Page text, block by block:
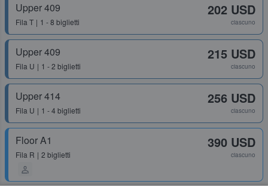
Upper 409
Fila T 1 - 8 biglietti
202 USD
ciascuno
Upper 409
Fila U 1 - 2 biglietti
215 USD
ciascuno
Upper 414
Fila U 1 - 4 biglietti
256 USD
ciascuno
Floor A1
Fila R 2 biglietti
390 USD
ciascuno